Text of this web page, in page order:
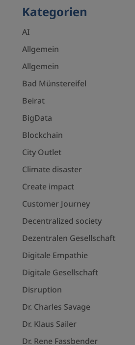
Kategorien
AI
Allgemein
Allgemein
Bad Münstereifel
Beirat
BigData
Blockchain
City Outlet
Climate disaster
Create impact
Customer Journey
Decentralized society
Dezentralen Gesellschaft
Digitale Empathie
Digitale Gesellschaft
Disruption
Dr. Charles Savage
Dr. Klaus Sailer
Dr. Rene Fassbender